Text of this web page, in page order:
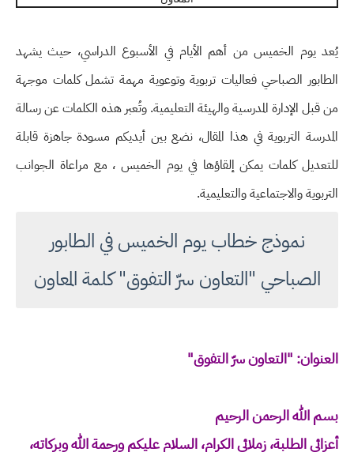
يُعد يوم الخميس من أهم الأيام في الأسبوع الدراسي، حيث يشهد
الطابور الصباحي فعاليات تربوية وتوعوية مهمة تشمل كلمات موجهة
من قبل الإدارة المدرسية والهيئة التعليمية. وتُعبر هذه الكلمات عن رسالة
المدرسة التربوية في هذا المقال، نضع بين أيديكم مسودة جاهزة قابلة
للتعديل كلمات يمكن إلقاؤها في يوم الخميس ، مع مراعاة الجوانب
التربوية والاجتماعية والتعليمية.
نموذج خطاب يوم الخميس في الطابور
الصباحي "التعاون سرّ التفوق" كلمة المعاون
العنوان: "التعاون سرّ التفوق"
بسم الله الرحمن الرحيم
أعزائي الطلبة، زملائي الكرام، السلام عليكم ورحمة الله وبركاته،